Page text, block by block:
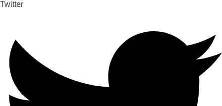
Twitter